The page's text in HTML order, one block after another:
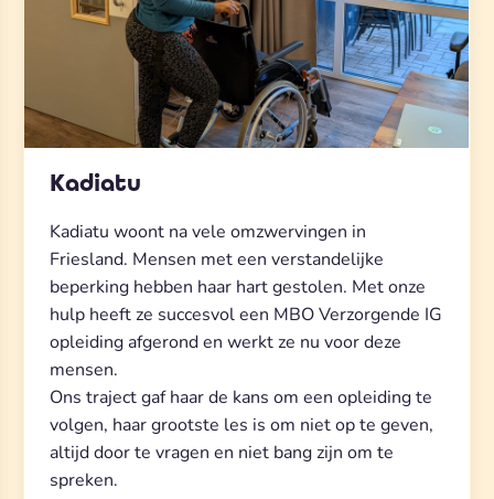
Kadiatu
Kadiatu woont na vele omzwervingen in
Friesland. Mensen met een verstandelijke
beperking hebben haar hart gestolen. Met onze
hulp heeft ze succesvol een MBO Verzorgende IG
opleiding afgerond en werkt ze nu voor deze
mensen.
Ons traject gaf haar de kans om een opleiding te
volgen, haar grootste les is om niet op te geven,
altijd door te vragen en niet bang zijn om te
spreken.